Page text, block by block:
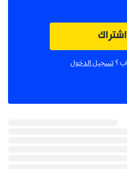
اشتراك
؟ تسجيل الدخول